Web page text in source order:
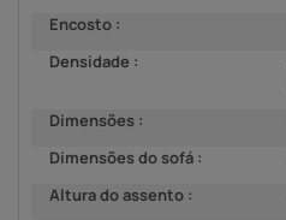
Encosto :
Densidade :
Dimensões :
Dimensões do sofá :
Altura do assento :